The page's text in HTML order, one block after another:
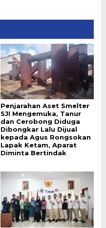
Penjarahan Aset Smelter
SJI Mengemuka, Tanur
dan Cerobong Diduga
Dibongkar Lalu Dijual
kepada Agus Rongsokan
Lapak Ketam, Aparat
Diminta Bertindak